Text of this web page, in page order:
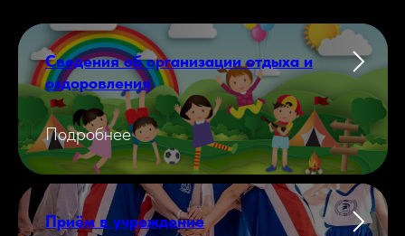
Сведения об организации отдыха и
оздоровления
Подробнее
Приём в учреждение